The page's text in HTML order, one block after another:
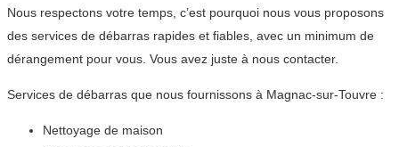
Nous respectons votre temps, c’est pourquoi nous vous proposons
des services de débarras rapides et fiables, avec un minimum de
dérangement pour vous. Vous avez juste à nous contacter.
Services de débarras que nous fournissons à Magnac-sur-Touvre :
Nettoyage de maison